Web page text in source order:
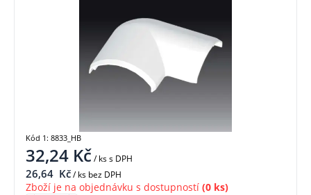
32,24 Kč/ kss DPH
26,64 Kč/ ks bez DPH
Zboží je na objednávku s dostupností (0 ks)
Kód 1: 8833_HB